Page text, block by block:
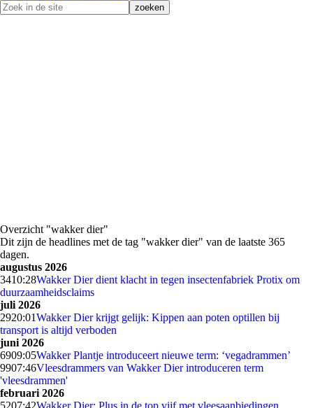
Overzicht "wakker dier"
Dit zijn de headlines met de tag "wakker dier" van de laatste 365
dagen.
augustus 2026
3410:28Wakker Dier dient klacht in tegen insectenfabriek Protix om
duurzaamheidsclaims
juli 2026
2920:01Wakker Dier krijgt gelijk: Kippen aan poten optillen bij
transport is altijd verboden
juni 2026
6909:05Wakker Plantje introduceert nieuwe term: ‘vegadrammen’
9907:46Vleesdrammers van Wakker Dier introduceren term
'vleesdrammen'
februari 2026
5207:42Wakker Dier: Plus in de top vijf met vleesaanbiedingen